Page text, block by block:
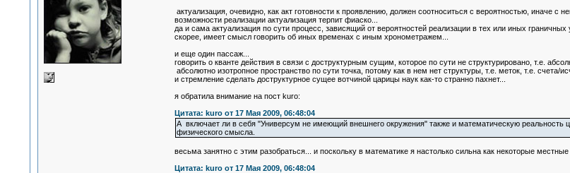
актуализация, очевидно, как акт готовности к проявлению, должен соотноситься с вероятностью, иначе
возможности реализации актуализация терпит фиаско...
да и сама актуализация по сути процесс, зависящий от вероятностей реализации в тех или иных
скорее, имеет смысл говорить об иных временах с иным хронометражем...
и еще один пассаж...
говорить о кванте действия в связи с доструктурным сущим, которое по сути не структурировано, т.е.
абсолютно изотропное пространство по сути точка, потому как в нем нет структуры, т.е. меток, т.е. счета/
и стремление сделать доструктурное сущее вотчиной царицы наук как-то странно пахнет...
я обратила внимание на пост kuro:
Цитата: kuro от 17 Мая 2009, 06:48:04
А включает ли в себя "Универсум не имеющий внешнего окружения" также и математическую
физического смысла.
весьма занятно с этим разобраться... и поскольку в математике я настолько сильна как некоторые
Цитата: kuro от 17 Мая 2009, 06:48:04